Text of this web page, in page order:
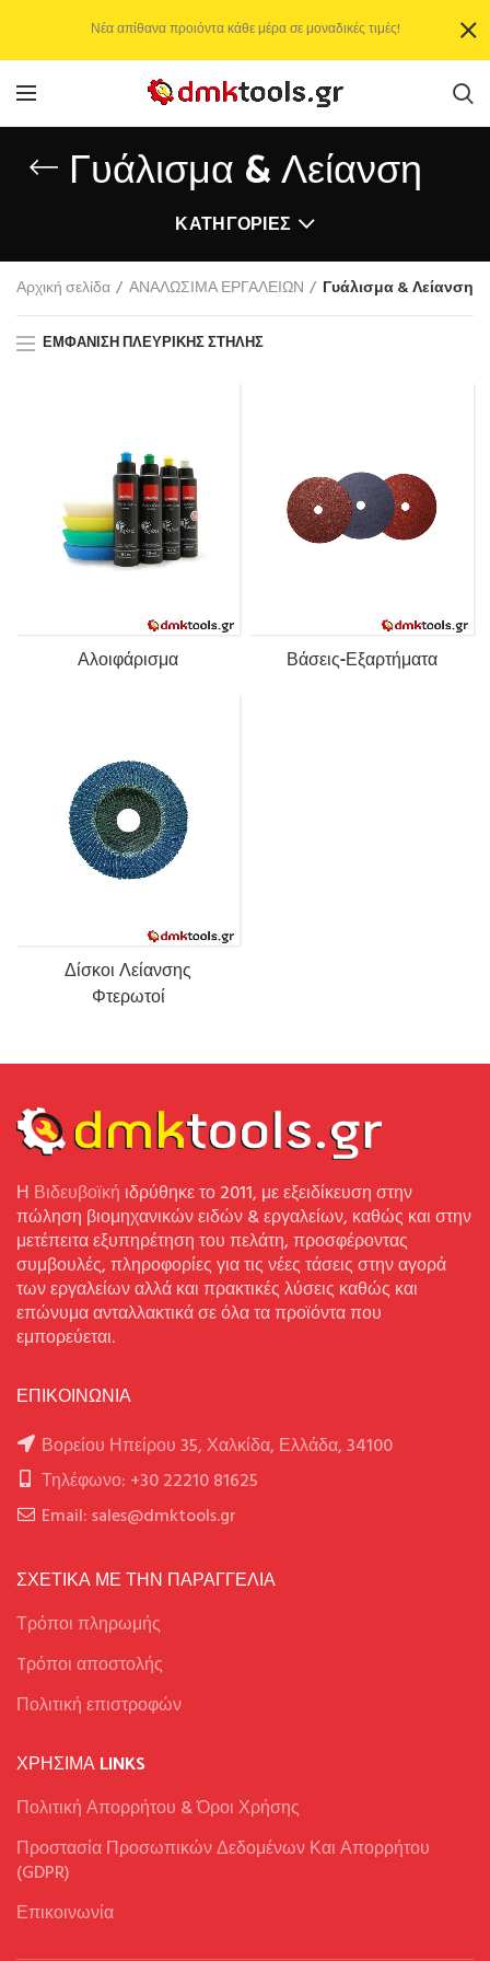
Γυάλισμα & Λείανση
ΚΑΤΗΓΟΡΊΕΣ
Αρχική σελίδα ΑΝΑΛΩΣΙΜΑ ΕΡΓΑΛΕΙΩΝ Γυάλισμα & Λείανση
ΕΜΦΆΝΙΣΗ ΠΛΕΥΡΙΚΉΣ ΣΤΉΛΗΣ
Αλοιφάρισμα Βάσεις-Εξαρτήματα
Δίσκοι Λείανσης
Φτερωτοί
Η Βιδευβοϊκή ιδρύθηκε το 2011, με εξειδίκευση στην
πώληση βιομηχανικών ειδών & εργαλείων, καθώς και στην
μετέπειτα εξυπηρέτηση του πελάτη, προσφέροντας
συμβουλές, πληροφορίες για τις νέες τάσεις στην αγορά
των εργαλείων αλλά και πρακτικές λύσεις καθώς και
επώνυμα ανταλλακτικά σε όλα τα προϊόντα που
εμπορεύεται.
ΕΠΙΚΟΙΝΩΝΙΑ
Βορείου Ηπείρου 35, Χαλκίδα, Ελλάδα, 34100
Τηλέφωνο: +30 22210 81625
Email: sales@dmktools.gr
ΣΧΕΤΙΚΑ ΜΕ ΤΗΝ ΠΑΡΑΓΓΕΛΙΑ
Τρόποι πληρωμής
Tρόποι αποστολής
Πολιτική επιστροφών
ΧΡΉΣΙΜΑ LINKS
Πολιτική Απορρήτου & Όροι Χρήσης
Προστασία Προσωπικών Δεδομένων Και Απορρήτου
(GDPR)
Επικοινωνία
Νέα απίθανα προιόντα κάθε μέρα σε μοναδικές τιμές!